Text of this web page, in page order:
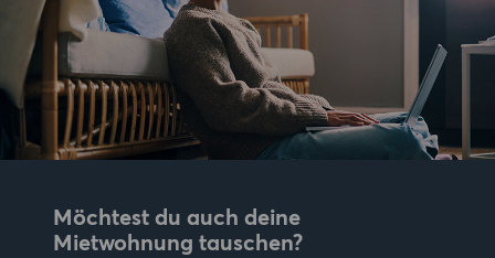
Möchtest du auch deine
Mietwohnung tauschen?